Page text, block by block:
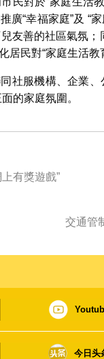
廣“幸福家庭”及 “
友善的社區氣氛
民對“家庭生活教
社服機構、企業
的家庭氛圍。
有獎遊戲”
交通管
今日头